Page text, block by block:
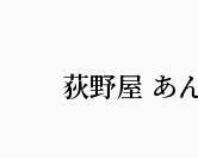
荻野屋 あ